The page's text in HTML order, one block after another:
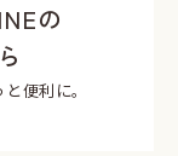
の
便利に。